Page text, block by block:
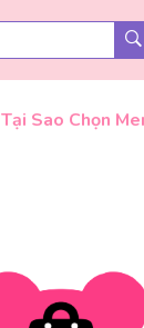
Tại Sao Chọn